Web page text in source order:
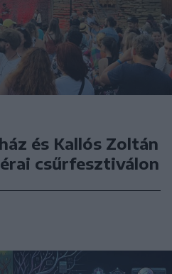
és Kallós Zoltán
csűrfesztiválon